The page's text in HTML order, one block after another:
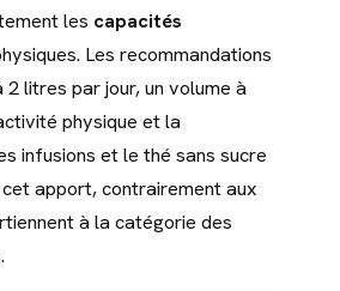
les capacités
Les recommandations
litres par jour, un volume à
physique et la
infusions et le thé sans sucre
apport, contrairement aux
à la catégorie des